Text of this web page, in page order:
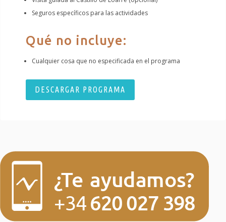
Seguros específicos para las actividades
Qué no incluye:
Cualquier cosa que no especificada en el programa
DESCARGAR PROGRAMA